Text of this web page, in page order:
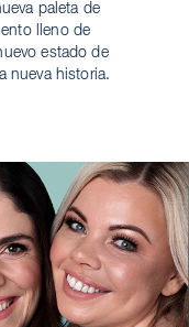
paleta de
lleno de
estado de
nueva historia.